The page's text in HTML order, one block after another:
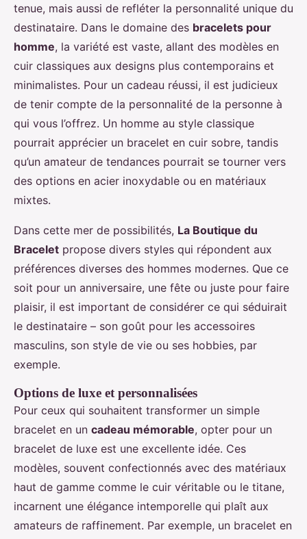
tenue, mais aussi de refléter la personnalité unique du
destinataire. Dans le domaine des bracelets pour
homme, la variété est vaste, allant des modèles en
cuir classiques aux designs plus contemporains et
minimalistes. Pour un cadeau réussi, il est judicieux
de tenir compte de la personnalité de la personne à
qui vous l’offrez. Un homme au style classique
pourrait apprécier un bracelet en cuir sobre, tandis
qu’un amateur de tendances pourrait se tourner vers
des options en acier inoxydable ou en matériaux
mixtes.
Dans cette mer de possibilités, La Boutique du
Bracelet propose divers styles qui répondent aux
préférences diverses des hommes modernes. Que ce
soit pour un anniversaire, une fête ou juste pour faire
plaisir, il est important de considérer ce qui séduirait
le destinataire – son goût pour les accessoires
masculins, son style de vie ou ses hobbies, par
exemple.
Options de luxe et personnalisées
Pour ceux qui souhaitent transformer un simple
bracelet en un cadeau mémorable, opter pour un
bracelet de luxe est une excellente idée. Ces
modèles, souvent confectionnés avec des matériaux
haut de gamme comme le cuir véritable ou le titane,
incarnent une élégance intemporelle qui plaît aux
amateurs de raffinement. Par exemple, un bracelet en